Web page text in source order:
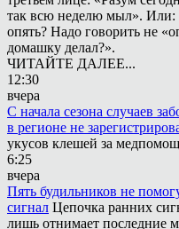
так всю неделю мыл». Или:
опять? Надо говорить не
домашку делал?».
ЧИТАЙТЕ ДАЛЕЕ...
12:30
вчера
С начала сезона случаев
в регионе не
укусов клешей за
6:25
вчера
Пять будильников не
сигнал Цепочка ранних
лишь отнимает последние